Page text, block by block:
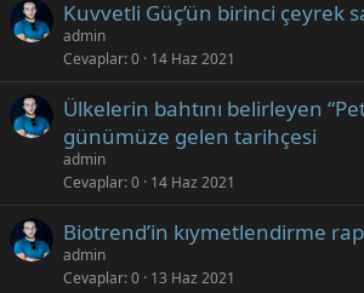
Kuvvetli Güç’ün birinci çeyrek
admin
Cevaplar 0 14 Haz 2021
Ülkelerin bahtını belirleyen
günümüze gelen tarihçesi
admin
Cevaplar 0 14 Haz 2021
Biotrend’in kıymetlendirme
admin
Cevaplar 0 13 Haz 2021